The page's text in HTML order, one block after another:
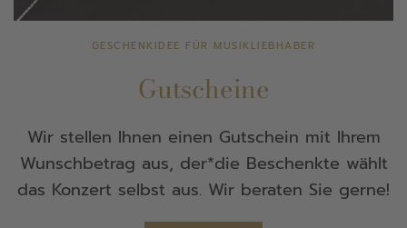
GESCHENKIDEE FÜR MUSIKLIEBHABER
Gutscheine
Wir stellen Ihnen einen Gutschein mit Ihrem
Wunschbetrag aus, der*die Beschenkte wählt
das Konzert selbst aus. Wir beraten Sie gerne!